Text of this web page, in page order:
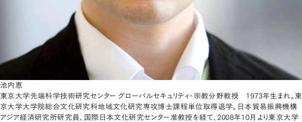
池内恵
東京大学先端科学技術研究センター グローバルセキュリティ・宗教分野教授 1973年生まれ。東
京大学大学院総合文化研究科地域文化研究専攻博士課程単位取得退学。日本貿易振興機構
アジア経済研究所研究員、国際日本文化研究センター准教授を経て、2008年10月より東京大学